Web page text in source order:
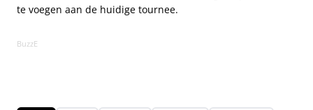
te voegen aan de huidige tournee.
BuzzE